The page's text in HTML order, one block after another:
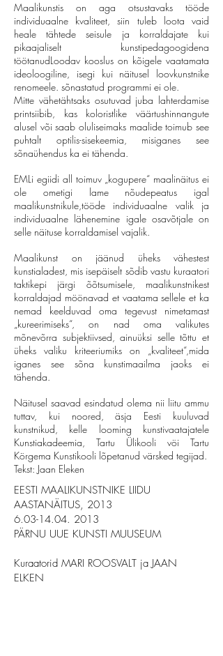
Maalikunstis on aga otsustavaks tööde
individuaalne kvaliteet, siin tuleb loota vaid
heale tähtede seisule ja korraldajate kui
pikaajaliselt kunstipedagoogidena
töötanudLoodav kooslus on kõigele vaatamata
ideoloogiline, isegi kui näitusel loovkunstnike
renomeele. sõnastatud programmi ei ole.
Mitte vähetähtsaks osutuvad juba lahterdamise
printsiibib, kas koloristlike väärtushinnangute
alusel või saab oluliseimaks maalide toimub see
puhtalt optilis-sisekeemia, misiganes see
sõnaühendus ka ei tähenda.
EMLi egiidi all toimuv „kogupere“ maalinäitus ei
ole ometigi lame nõudepeatus igal
maalikunstnikule,tööde individuaalne valik ja
individuaalne lähenemine igale osavõtjale on
selle näituse korraldamisel vajalik.
Maalikunst on jäänud üheks vähestest
kunstialadest, mis isepäiselt sõdib vastu kuraatori
taktikepi järgi õõtsumisele, maalikunstnikest
korraldajad möönavad et vaatama sellele et ka
nemad keelduvad oma tegevust nimetamast
„kureerimiseks“, on nad oma valikutes
mõnevõrra subjektiivsed, ainuüksi selle tõttu et
üheks valiku kriteeriumiks on „kvaliteet“,mida
iganes see sõna kunstimaailma jaoks ei
tähenda.
Näitusel saavad esindatud olema nii liitu ammu
tuttav, kui noored, äsja Eesti kuuluvad
kunstnikud, kelle looming kunstivaatajatele
Kunstiakadeemia, Tartu Ülikooli vöi Tartu
Körgema Kunstikooli lõpetanud värsked tegijad.
Tekst: Jaan Eleken
EESTI MAALIKUNSTNIKE LIIDU
AASTANÄITUS, 2013
6.03-14.04. 2013
PÄRNU UUE KUNSTI MUUSEUM
Kuraatorid MARI ROOSVALT ja JAAN
ELKEN